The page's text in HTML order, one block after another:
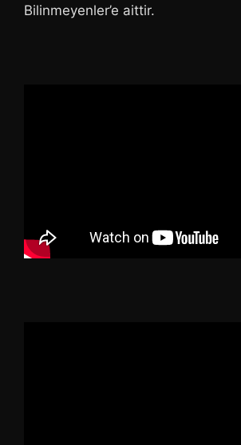
Bilinmeyenler’e aittir.